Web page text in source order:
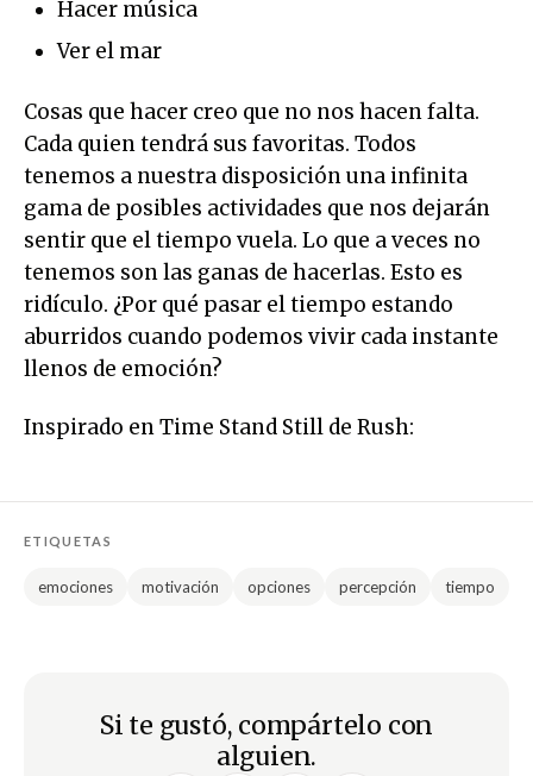
Hacer música
Ver el mar
Cosas que hacer creo que no nos hacen falta.
Cada quien tendrá sus favoritas. Todos
tenemos a nuestra disposición una infinita
gama de posibles actividades que nos dejarán
sentir que el tiempo vuela. Lo que a veces no
tenemos son las ganas de hacerlas. Esto es
ridículo. ¿Por qué pasar el tiempo estando
aburridos cuando podemos vivir cada instante
llenos de emoción?
Inspirado en Time Stand Still de Rush:
ETIQUETAS
emociones motivación opciones percepción tiempo
Si te gustó, compártelo con
alguien.